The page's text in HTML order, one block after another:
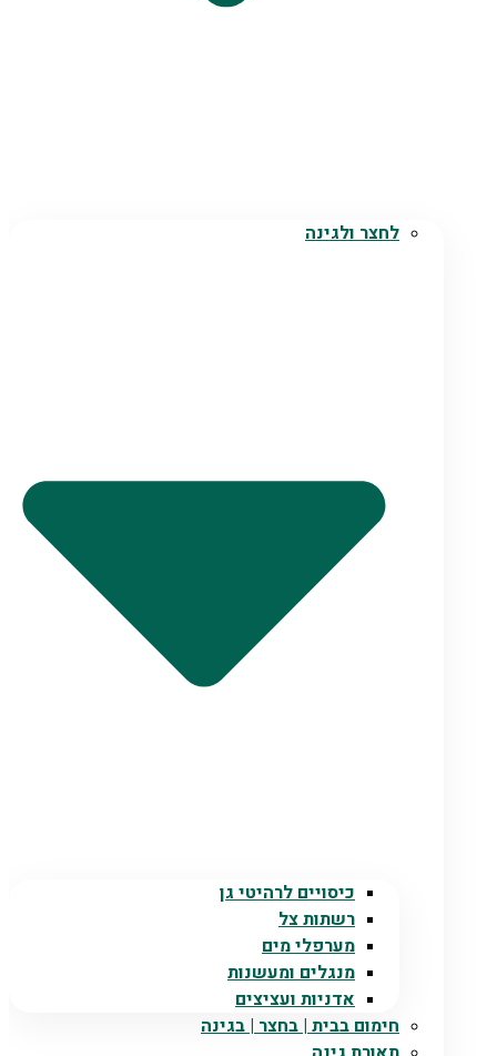
לחצר ולגינה
כיסויים לרהיטי גן
רשתות צל
מערפלי מים
מנגלים ומעשנות
אדניות ועציצים
חימום בבית | בחצר | בגינה